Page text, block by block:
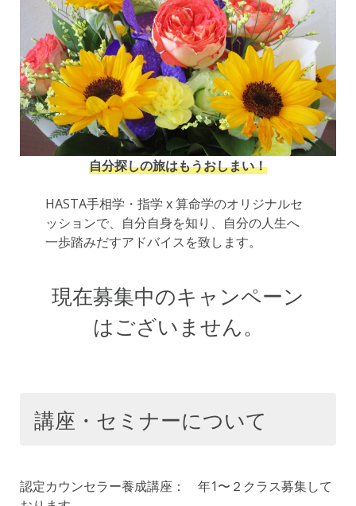
自分探しの旅はもうおしまい！
HASTA手相学・指学 x 算命学のオリジナルセ
ッションで、自分自身を知り、自分の人生へ
一歩踏みだすアドバイスを致します。
現在募集中のキャンペーン
はございません。
講座・セミナーについて
認定カウンセラー養成講座： 年1〜２クラス募集して